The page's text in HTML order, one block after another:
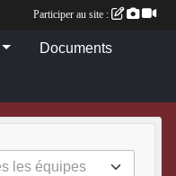
Documents
Participer au site :